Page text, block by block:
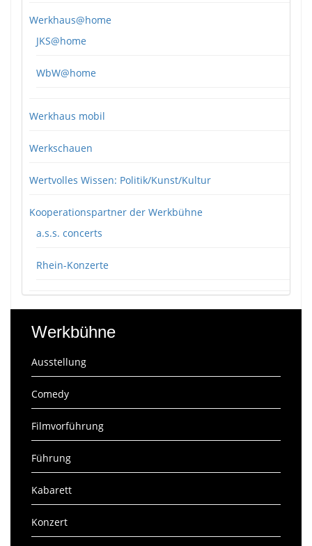
Werkhaus@home
JKS@home
WbW@home
Werkhaus mobil
Werkschauen
Wertvolles Wissen: Politik/Kunst/Kultur
Kooperationspartner der Werkbühne
a.s.s. concerts
Rhein-Konzerte
Werkbühne
Ausstellung
Comedy
Filmvorführung
Führung
Kabarett
Konzert